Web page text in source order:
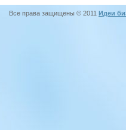
Все права защищены © 2011 Идеи